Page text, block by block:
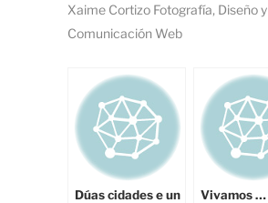
Xaime Cortizo Fotografía, Diseño y
Comunicación Web
Dúas cidades e un
Vivamos …